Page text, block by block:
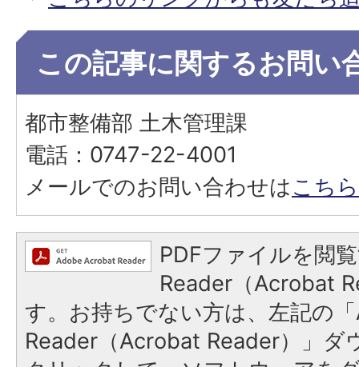
この記事に関するお問い
都市整備部 土木管理課
電話：0747-22-4001
メールでのお問い合わせはこちら
PDFファイルを閲
Reader（Acrobat
す。お持ちでない方は、左記の
Reader（Acrobat Reader）」ダ